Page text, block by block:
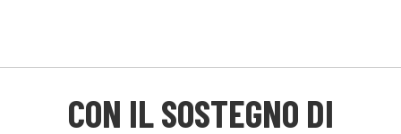
CON IL SOSTEGNO DI